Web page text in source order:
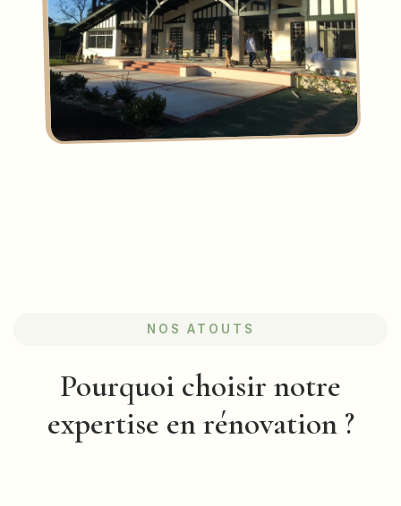
NOS ATOUTS
Pourquoi choisir notre
expertise en rénovation ?